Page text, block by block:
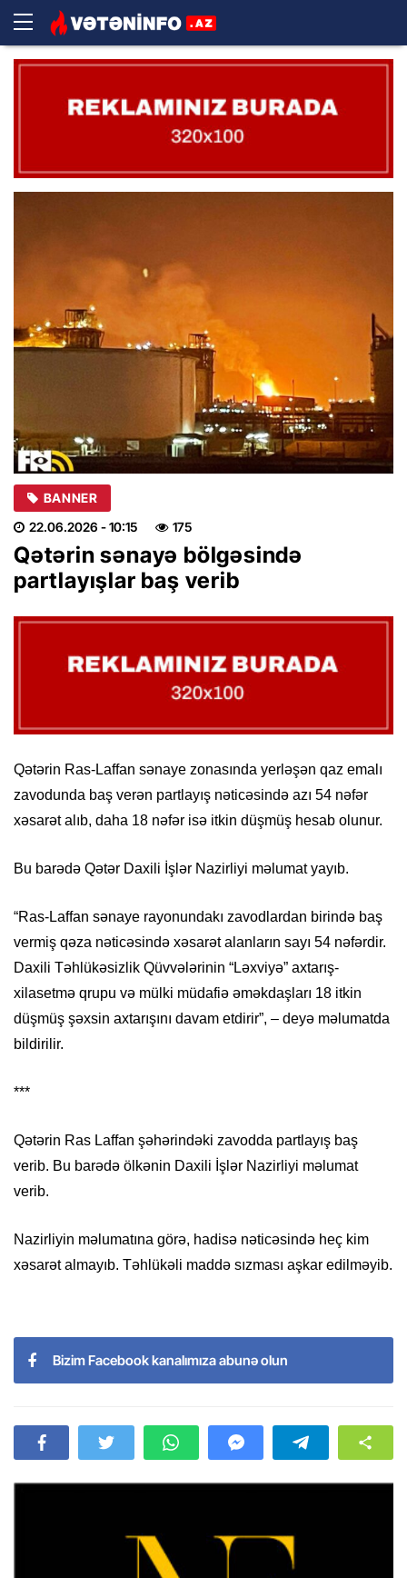
BANNER
22.06.2026 - 10:15 175
Qətərin sənayə bölgəsində
partlayışlar baş verib
Qətərin Ras-Laffan sənaye zonasında yerləşən qaz emalı
zavodunda baş verən partlayış nəticəsində azı 54 nəfər
xəsarət alıb, daha 18 nəfər isə itkin düşmüş hesab olunur.
Bu barədə Qətər Daxili İşlər Nazirliyi məlumat yayıb.
“Ras-Laffan sənaye rayonundakı zavodlardan birində baş
vermiş qəza nəticəsində xəsarət alanların sayı 54 nəfərdir.
Daxili Təhlükəsizlik Qüvvələrinin “Ləxviyə” axtarış-
xilasetmə qrupu və mülki müdafiə əməkdaşları 18 itkin
düşmüş şəxsin axtarışını davam etdirir”, – deyə məlumatda
bildirilir.
***
Qətərin Ras Laffan şəhərindəki zavodda partlayış baş
verib. Bu barədə ölkənin Daxili İşlər Nazirliyi məlumat
verib.
Nazirliyin məlumatına görə, hadisə nəticəsində heç kim
xəsarət almayıb. Təhlükəli maddə sızması aşkar edilməyib.
Bizim Facebook kanalımıza abunə olun